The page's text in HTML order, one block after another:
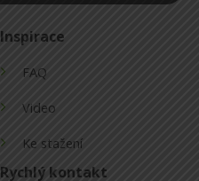
Inspirace
FAQ
Video
Ke stažení
Rychlý kontakt